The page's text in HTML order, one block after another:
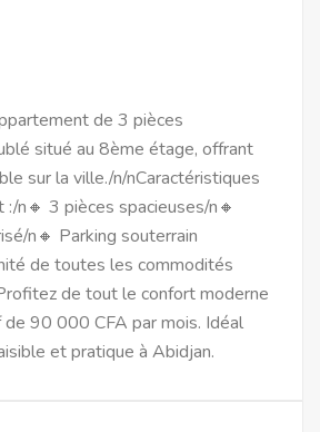
de 3 pièces
situé au 8ème étage, offrant
sur la ville./n/nCaractéristiques
n🔸 3 pièces spacieuses/n🔸
n🔸 Parking souterrain
de toutes les commodités
de tout le confort moderne
90 000 CFA par mois. Idéal
et pratique à Abidjan.